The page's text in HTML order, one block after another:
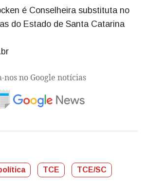
é Conselheira substituta no
do Estado de Santa Catarina
nos no Google notícias
TCE TCE/SC